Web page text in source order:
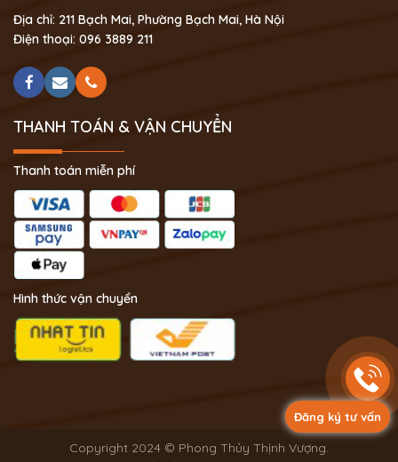
Đăng ký tư vấn
Địa chỉ: 211 Bạch Mai, Phường Bạch Mai, Hà Nội
Điện thoại: 096 3889 211
THANH TOÁN & VẬN CHUYỂN
Thanh toán miễn phí
Hình thức vận chuyển
Copyright 2024 © Phong Thủy Thịnh Vượng.